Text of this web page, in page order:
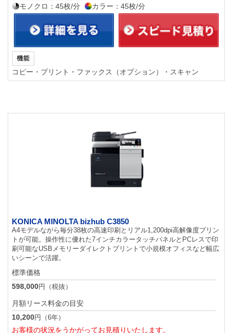
モノクロ：45枚/分 カラー：45枚/分
コピー・プリント・ファックス（オプション）・スキャン
KONICA MINOLTA bizhub C3850
A4モデルながら毎分38枚の高速印刷とリアル1,200dpi高解像度プリン
トが可能。操作性に優れた7インチカラータッチパネルとPCレスで印
刷可能なUSBメモリーダイレクトプリントで小規模オフィスなど幅広
いシーンで活躍。
標準価格
598,000円（税抜）
月額リース料金の目安
10,200円（6年）
お客様の状況をうかがってお見積りいたします。